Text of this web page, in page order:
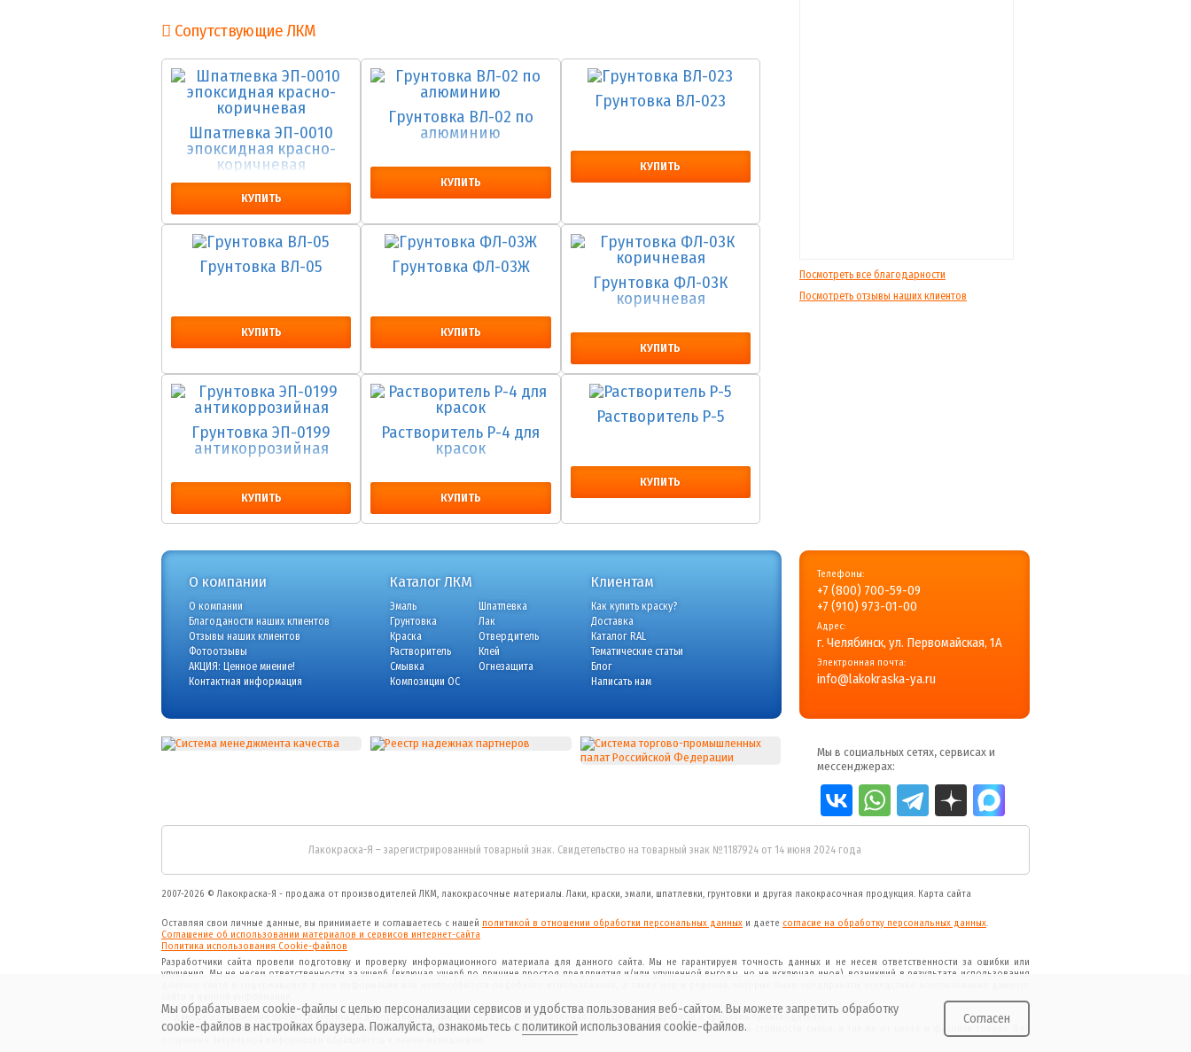
Сопутствующие ЛКМ
Шпатлевка ЭП-0010
эпоксидная красно-
коричневая
КУПИТЬ
Грунтовка ВЛ-02 по
алюминию
КУПИТЬ
Грунтовка ВЛ-023
КУПИТЬ
Грунтовка ВЛ-05
КУПИТЬ
Грунтовка ФЛ-03Ж
КУПИТЬ
Грунтовка ФЛ-03К
коричневая
КУПИТЬ
Грунтовка ЭП-0199
антикоррозийная
КУПИТЬ
Растворитель Р-4 для
красок
КУПИТЬ
Растворитель Р-5
КУПИТЬ
Посмотреть все благодарности
Посмотреть отзывы наших клиентов
О компании
О компании
Благоданости наших клиентов
Отзывы наших клиентов
Фотоотзывы
АКЦИЯ: Ценное мнение!
Контактная информация
Каталог ЛКМ
Эмаль
Шпатлевка
Грунтовка
Лак
Краска
Отвердитель
Растворитель
Клей
Смывка
Огнезащита
Композиции ОС
Клиентам
Как купить краску?
Доставка
Каталог RAL
Тематические статьи
Блог
Написать нам
Телефоны:
+7 (800) 700-59-09
+7 (910) 973-01-00
Адрес:
г. Челябинск, ул. Первомайская, 1А
Электронная почта:
info@lakokraska-ya.ru
Мы в социальных сетях, сервисах и
мессенджерах:
Лакокраска-Я – зарегистрированный товарный знак. Свидетельство на товарный знак №1187924 от 14 июня 2024 года
2007-2026 © Лакокраска-Я - продажа от производителей ЛКМ, лакокрасочные материалы. Лаки, краски, эмали, шпатлевки, грунтовки и другая лакокрасочная продукция. Карта сайта
Оставляя свои личные данные, вы принимаете и соглашаетесь с нашей политикой в отношении обработки персональных данных и даете cогласие на обработку персональных данных.
Соглашение об использовании материалов и сервисов интернет-сайта
Политика использования Cookie-файлов
Разработчики сайта провели подготовку и проверку информационного материала для данного сайта. Мы не гарантируем точность данных и не несем ответственности за ошибки или
упущения. Мы не несем ответственности за ущерб (включая ущерб по причине простоя предприятия и/или упущенной выгоды, но не исключая иное), возникший в результате использования
* - данное изображение является картинкой декоративного смысла, продукция поставляемая оснащена маркировкой и ярлыками производителя
Внимание! Указанные цены являются ориентировочными и могут изменяться в зависимости от складских остатков и колебаний стоимости сырья, а так же от цвета и фасовки товара. Для
Мы обрабатываем cookie-файлы с целью персонализации сервисов и удобства пользования веб-сайтом. Вы можете запретить обработку
cookie-файлов в настройках браузера. Пожалуйста, ознакомьтесь сполитикой использования cookie-файлов.
Согласен